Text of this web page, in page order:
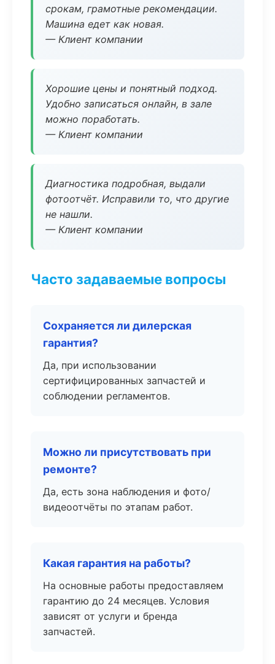
срокам, грамотные рекомендации.
Машина едет как новая.
— Клиент компании
Хорошие цены и понятный подход.
Удобно записаться онлайн, в зале
можно поработать.
— Клиент компании
Диагностика подробная, выдали
фотоотчёт. Исправили то, что другие
не нашли.
— Клиент компании
Часто задаваемые вопросы
Сохраняется ли дилерская
гарантия?
Да, при использовании
сертифицированных запчастей и
соблюдении регламентов.
Можно ли присутствовать при
ремонте?
Да, есть зона наблюдения и фото/
видеоотчёты по этапам работ.
Какая гарантия на работы?
На основные работы предоставляем
гарантию до 24 месяцев. Условия
зависят от услуги и бренда
запчастей.